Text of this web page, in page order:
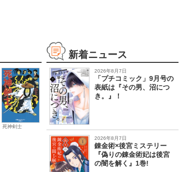
死神剣士
新着ニュース
2026年8月7日
「プチコミック」9月号の
表紙は『その男、沼につ
き。』！
2026年8月7日
錬金術×後宮ミステリー
『偽りの錬金術妃は後宮
の闇を解く』1巻!